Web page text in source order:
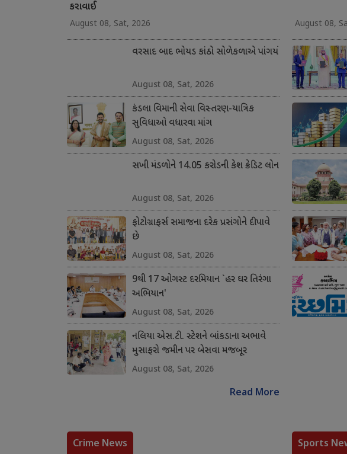
કરાવાઈ
August 08, Sat, 2026
વરસાદ બાદ ભોયડ કાંઠો સોળેકળાએ પાંગર્યો
August 08, Sat, 2026
કંડલા વિમાની સેવા વિસ્તરણ-યાત્રિક
સુવિધાઓ વધારવા માંગ
August 08, Sat, 2026
સખી મંડળોને 14.05 કરોડની કેશ ક્રેડિટ લોન
August 08, Sat, 2026
ફોટોગ્રાફર્સ સમાજના દરેક પ્રસંગોને દીપાવે
છે
August 08, Sat, 2026
9થી 17 ઓગસ્ટ દરમિયાન `હર ઘર તિરંગા
અભિયાન'
August 08, Sat, 2026
નલિયા એસ.ટી. સ્ટેશને બાંકડાના અભાવે
મુસાફરો જમીન પર બેસવા મજબૂર
August 08, Sat, 2026
Read More
August 08,
Crime News Sports